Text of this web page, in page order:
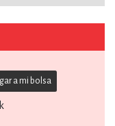
a mi bolsa